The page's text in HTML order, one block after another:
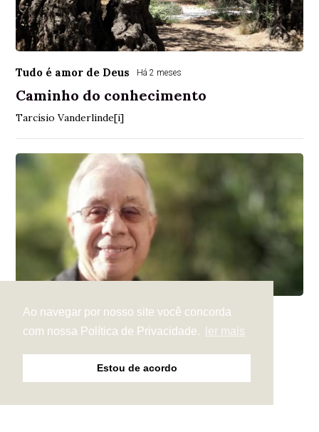
Ao navegar por nosso site você concorda
com nossa Política de Privacidade.
ler mais
Estou de acordo
Tudo é amor de Deus Há 2 meses
Caminho do conhecimento
Tarcísio Vanderlinde[i]
Artigo de opinião Há 3 meses
Difícil de ser reconhecido
Tarcísio Vanderlinde[i]